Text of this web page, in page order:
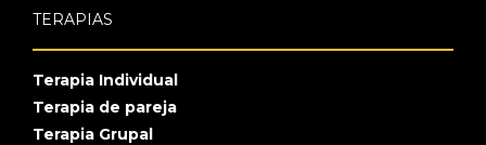
TERAPIAS
Terapia Individual
Terapia de pareja
Terapia Grupal